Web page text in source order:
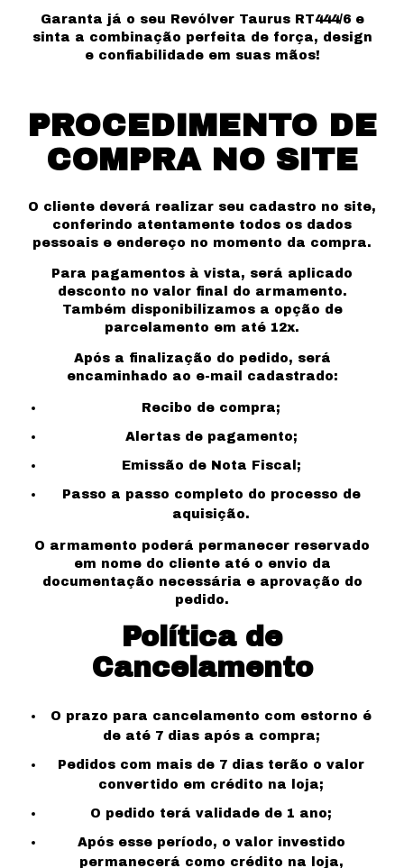
Garanta já o seu Revólver Taurus RT444/6 e
sinta a combinação perfeita de força, design
e confiabilidade em suas mãos!
PROCEDIMENTO DE
COMPRA NO SITE
O cliente deverá realizar seu cadastro no site,
conferindo atentamente todos os dados
pessoais e endereço no momento da compra.
Para pagamentos à vista, será aplicado
desconto no valor final do armamento.
Também disponibilizamos a opção de
parcelamento em até 12x.
Após a finalização do pedido, será
encaminhado ao e-mail cadastrado:
Recibo de compra;
Alertas de pagamento;
Emissão de Nota Fiscal;
Passo a passo completo do processo de
aquisição.
O armamento poderá permanecer reservado
em nome do cliente até o envio da
documentação necessária e aprovação do
pedido.
Política de
Cancelamento
O prazo para cancelamento com estorno é
de até 7 dias após a compra;
Pedidos com mais de 7 dias terão o valor
convertido em crédito na loja;
O pedido terá validade de 1 ano;
Após esse período, o valor investido
permanecerá como crédito na loja,